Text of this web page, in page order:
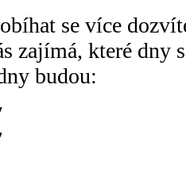
se více
zajímá, které dny
budou: